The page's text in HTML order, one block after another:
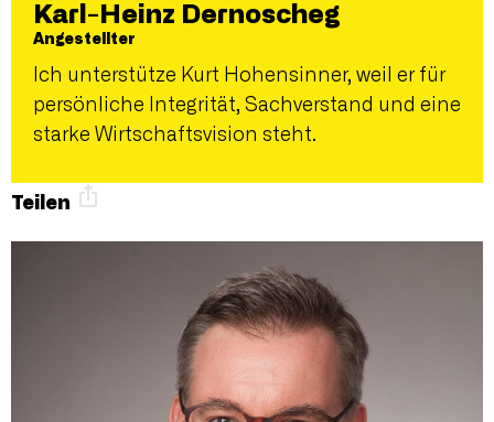
Karl-Heinz Dernoscheg
Angestellter
Ich unterstütze Kurt Hohensinner, weil er für
persönliche Integrität, Sachverstand und eine
starke Wirtschaftsvision steht.
Teilen